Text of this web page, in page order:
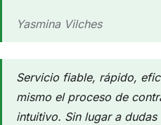
Yasmina Vilches
Servicio fiable, rápido,
mismo el proceso de
intuitivo. Sin lugar a